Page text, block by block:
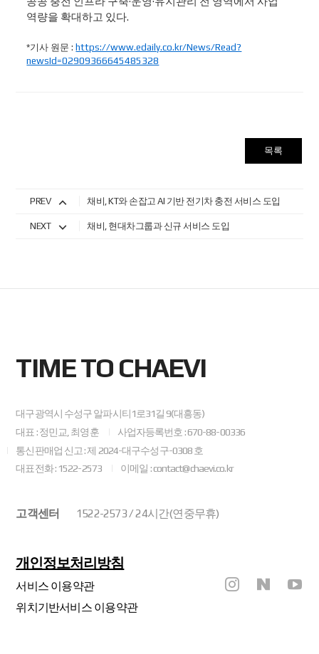
역량을 확대하고 있다.
*기사 원문 :https://www.edaily.co.kr/News/Read?
newsId=02909366645485328
목록
PREV 채비, KT와 손잡고 AI 기반 전기차 충전 서비스 도입
NEXT 채비, 현대차그룹과 신규 서비스 도입
TIME TO CHAEVI
대구광역시 수성구 알파시티1로31길 9(대흥동)
대표 : 정민교, 최영훈
사업자등록번호 : 670-88-00336
통신판매업 신고 : 제 2024-대구수성구-0308 호
대표전화 : 1522-2573
이메일 : contact@chaevi.co.kr
고객센터 1522-2573 / 24시간(연중무휴)
개인정보처리방침
서비스 이용약관
위치기반서비스 이용약관